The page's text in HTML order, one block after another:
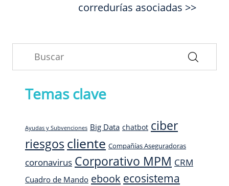
corredurías asociadas >>
Temas clave
Ayudas y Subvenciones Big Data chatbot ciber
riesgos cliente Compañías Aseguradoras
coronavirus Corporativo MPM CRM
Cuadro de Mando ebook ecosistema